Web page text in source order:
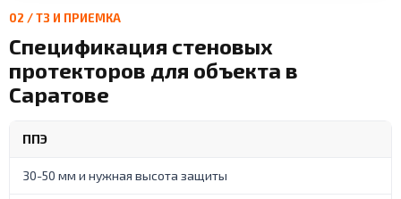
02 / ТЗ И ПРИЕМКА
Спецификация стеновых
протекторов для объекта в
Саратове
ППЭ
30-50 мм и нужная высота защиты